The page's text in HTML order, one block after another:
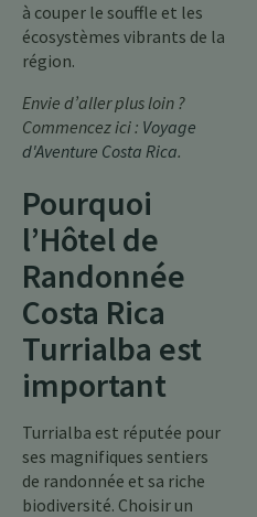
à couper le souffle et les
écosystèmes vibrants de la
région.
Envie d’aller plus loin ?
Commencez ici : Voyage
d'Aventure Costa Rica.
Pourquoi
l’Hôtel de
Randonnée
Costa Rica
Turrialba est
important
Turrialba est réputée pour
ses magnifiques sentiers
de randonnée et sa riche
biodiversité. Choisir un